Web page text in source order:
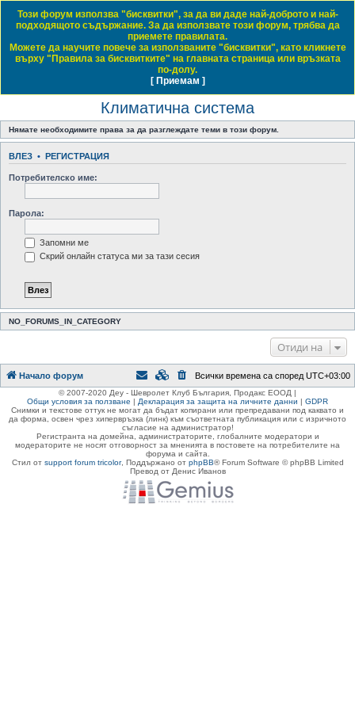
Daewoo & Chevrolet Club Bulgaria
ЧЗВ Правила на форума Влез
Регистрация
Начало форум Общи технически дискусии
с
е
Виж активните теми
Климатична система
Нямате необходимите права за да разглеждате теми в този форум.
ВЛЕЗ • РЕГИСТРАЦИЯ
Потребителско име:
Парола:
Запомни ме
Скрий онлайн статуса ми за тази сесия
NO_FORUMS_IN_CATEGORY
Отиди на
Този форум използва "бисквитки", за да ви даде най-доброто и най-
подходящото съдържание. За да използвате този форум, трябва да
приемете правилата.
Можете да научите повече за използваните "бисквитки", като кликнете
върху "Правила за бисквитките" на главната страница или връзката
по-долу.
[ Приемам ]
Начало форум Всички времена са според UTC+03:00
© 2007-2020 Деу - Шевролет Клуб България, Продакс ЕООД |
Общи условия за ползване | Декларация за защита на личните данни | GDPR
Снимки и текстове оттук не могат да бъдат копирани или препредавани под каквато и
да форма, освен чрез хипервръзка (линк) към съответната публикация или с изричното
съгласие на администратор!
Регистранта на домейна, администраторите, глобалните модератори и
модераторите не носят отговорност за мненията в постовете на потребителите на
форума и сайта.
Стил от support forum tricolor, Поддържано от phpBB® Forum Software © phpBB Limited
Превод от Денис Иванов